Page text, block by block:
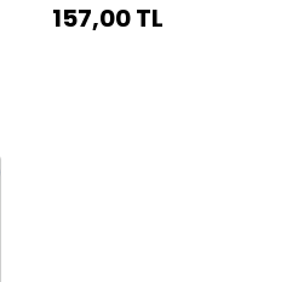
157,00 TL